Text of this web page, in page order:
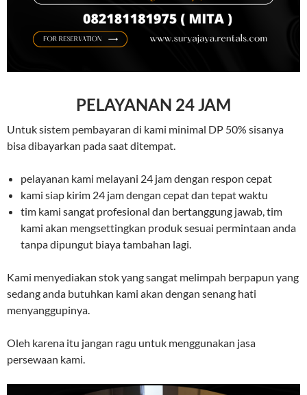
PELAYANAN 24 JAM
Untuk sistem pembayaran di kami minimal DP 50% sisanya
bisa dibayarkan pada saat ditempat.
pelayanan kami melayani 24 jam dengan respon cepat
kami siap kirim 24 jam dengan cepat dan tepat waktu
tim kami sangat profesional dan bertanggung jawab, tim
kami akan mengsettingkan produk sesuai permintaan anda
tanpa dipungut biaya tambahan lagi.
Kami menyediakan stok yang sangat melimpah berpapun yang
sedang anda butuhkan kami akan dengan senang hati
menyanggupinya.
Oleh karena itu jangan ragu untuk menggunakan jasa
persewaan kami.